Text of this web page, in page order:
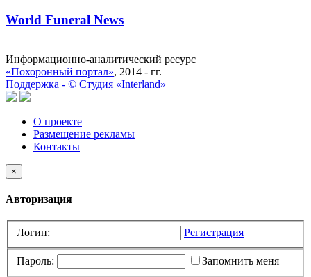
World Funeral News
Информационно-аналитический ресурс
«Похоронный портал», 2014 - гг.
Поддержка - © Cтудия «Interland»
О проекте
Размещение рекламы
Контакты
×
Авторизация
Логин: Регистрация
Пароль: Запомнить меня